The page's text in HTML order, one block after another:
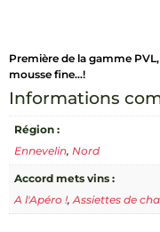
Première de la gamme
mousse fine…!
Informations
Région :
Ennevelin, Nord
Accord mets vins :
A l'Apéro !,Assiettes de